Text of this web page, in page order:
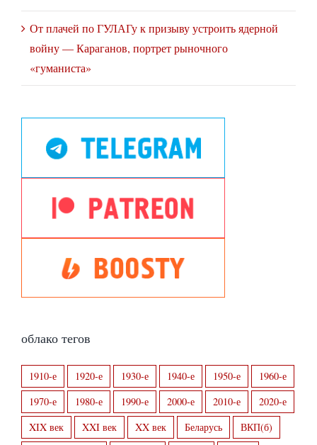
От плачей по ГУЛАГу к призыву устроить ядерной
войну — Караганов, портрет рыночного
«гуманиста»
облако тегов
1910-е 1920-е 1930-е 1940-е 1950-е
1960-е
1970-е
1980-е 1990-е 2000-е 2010-е
2020-е
XIX век
XXI век XX век Беларусь
ВКП(б)